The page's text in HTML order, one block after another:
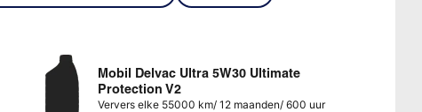
Mobil Delvac Ultra 5W30 Ultimate
Protection V2
Ververs elke 55000 km/ 12 maanden/ 600 uur